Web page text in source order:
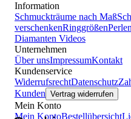
Information
Schmuckträume nach Maß
verschenkenRinggrößen
Diamanten Videos
Unternehmen
Über unsImpressumKontakt
Kundenservice
WiderrufsrechtDatenschutz
Kunden Vertrag widerrufen
Mein Konto
Mein KontoBestellübersicht